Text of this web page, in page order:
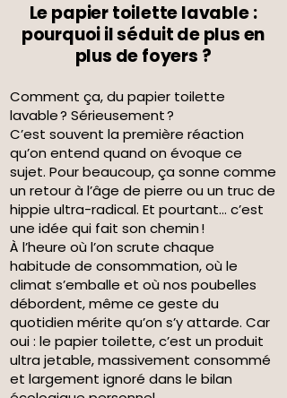
Le papier toilette lavable :
pourquoi il séduit de plus en
plus de foyers ?
Comment ça, du papier toilette
lavable ? Sérieusement ?
C’est souvent la première réaction
qu’on entend quand on évoque ce
sujet. Pour beaucoup, ça sonne comme
un retour à l’âge de pierre ou un truc de
hippie ultra-radical. Et pourtant… c’est
une idée qui fait son chemin !
À l’heure où l’on scrute chaque
habitude de consommation, où le
climat s’emballe et où nos poubelles
débordent, même ce geste du
quotidien mérite qu’on s’y attarde. Car
oui : le papier toilette, c’est un produit
ultra jetable, massivement consommé
et largement ignoré dans le bilan